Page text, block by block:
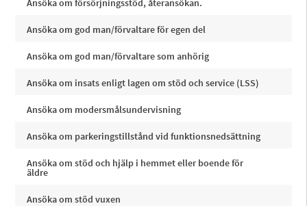
Ansöka om försörjningsstöd, återansökan.
Ansöka om god man/förvaltare för egen del
Ansöka om god man/förvaltare som anhörig
Ansöka om insats enligt lagen om stöd och service (LSS)
Ansöka om modersmålsundervisning
Ansöka om parkeringstillstånd vid funktionsnedsättning
Ansöka om stöd och hjälp i hemmet eller boende för
äldre
Ansöka om stöd vuxen